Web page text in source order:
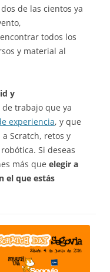
de las cientos ya
todos los
y material al
y
trabajo que ya
experiencia, y que
Scratch, retos y
Si deseas
más que elegir a
el que estás